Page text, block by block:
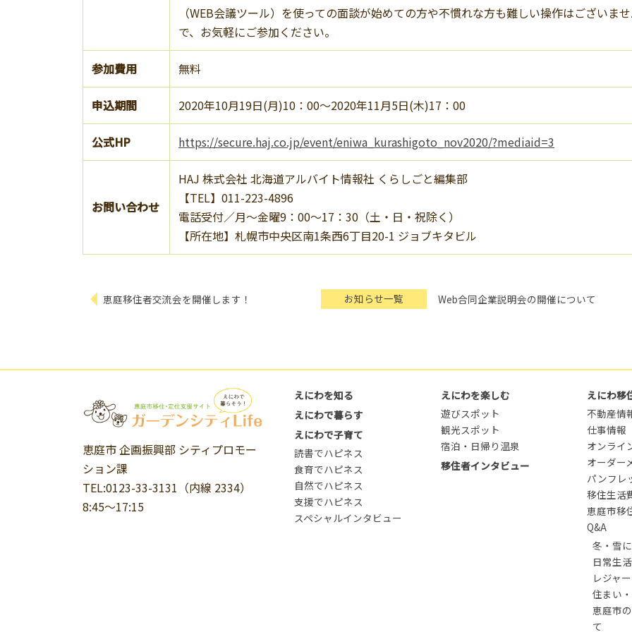
（WEB会議ツール）を使っての面談が始めての方や不慣れな方も難しい操作はございま
で、お気軽にご参加ください。
参加費用 無料
申込期間 2020年10月19日(月)10：00〜2020年11月5日(木)17：00
公式HP https://secure.haj.co.jp/event/eniwa_kurashigoto_nov2020/?mediaid=3
お問い合わせ
HAJ 株式会社 北海道アルバイト情報社 くらしごと編集部
【TEL】011-223-4896
電話受付／月〜金曜9：00〜17：30（土・日・祝除く）
【所在地】札幌市中央区南1条西6丁目20-1 ジョブキタビル
恵庭移住者交流会を開催します！ お知らせ一覧 Web合同企業説明会の開催について
恵庭市 企画振興部 シティプロモー
ション課
TEL:0123-33-3131（内線 2334）
8:45～17:15
えにわを知る
えにわで暮らす
えにわで子育て
読書でハピネス
食育でハピネス
自然でハピネス
支援でハピネス
スペシャルインタビュー
えにわを楽しむ
遊びスポット
観光スポット
宿泊・日帰り温泉
移住者インタビュー
えにわ移
不動産情
仕事情報
オンライ
オーダー
パンフレ
移住生活
恵庭市移
Q&A
冬・雪
日常生
レジャ
住まい
恵庭市
て